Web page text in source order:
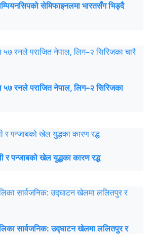
सेमिफाइनलमा भारतसँग भिड्दै
रनले पराजित नेपाल, लिग–२ सिरिजका
र पन्जाबको खेल युद्धका कारण रद्ध
सार्वजनिक: उद्घाटन खेलमा ललितपुर र